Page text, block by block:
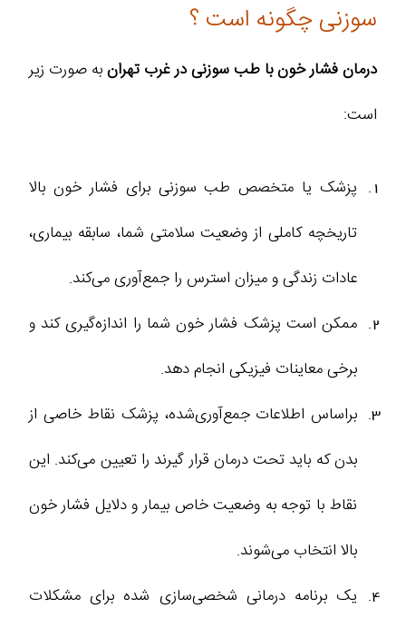
سوزنی چگونه است ؟
درمان فشار خون با طب سوزنی در غرب تهرانبه صورت زیر
است:
پزشک یا متخصص طب سوزنی برای فشار خون بالا
تاریخچه کاملی از وضعیت سلامتی شما، سابقه بیماری،
عادات زندگی و میزان استرس را جمع‌آوری می‌کند.
ممکن است پزشک فشار خون شما را اندازه‌گیری کند و
برخی معاینات فیزیکی انجام دهد.
براساس اطلاعات جمع‌آوری‌شده، پزشک نقاط خاصی از
بدن که باید تحت درمان قرار گیرند را تعیین می‌کند. این
نقاط با توجه به وضعیت خاص بیمار و دلایل فشار خون
بالا انتخاب می‌شوند.
یک برنامه درمانی شخصی‌سازی شده برای مشکلات